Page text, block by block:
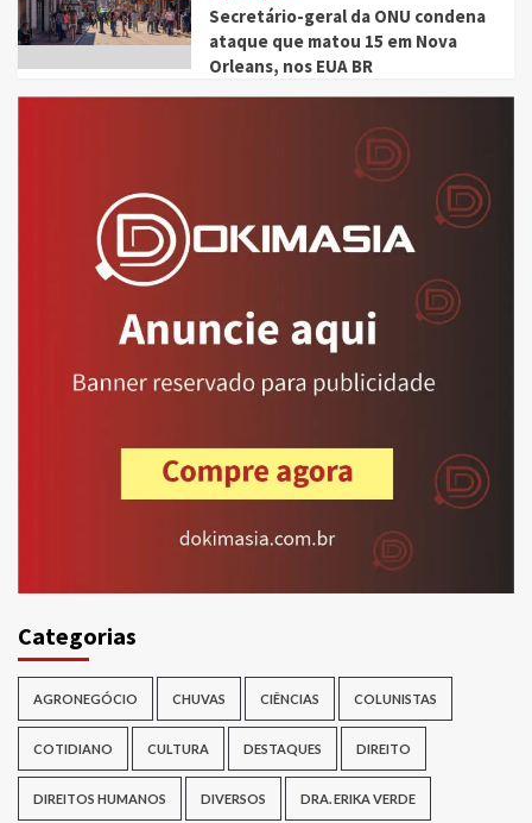
Secretário-geral da ONU condena
ataque que matou 15 em Nova
Orleans, nos EUA BR
Categorias
AGRONEGÓCIO CHUVAS CIÊNCIAS COLUNISTAS
COTIDIANO CULTURA DESTAQUES DIREITO
DIREITOS HUMANOS DIVERSOS DRA. ERIKA VERDE